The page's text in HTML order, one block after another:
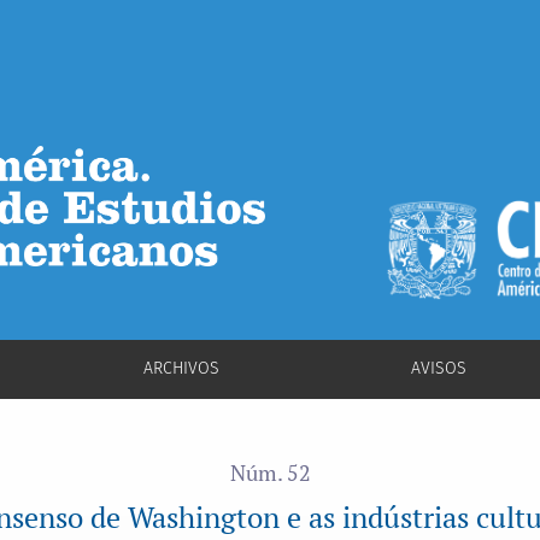
as indústrias culturais na América Latina
ARCHIVOS AVISOS
Núm. 52
de Washington e as indústrias